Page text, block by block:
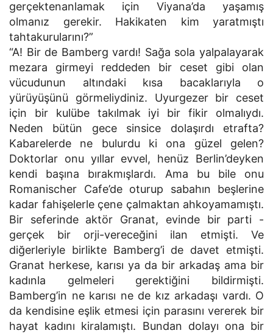
gerçektenanlamak için Viyana’da yaşamış
olmanız gerekir. Hakikaten kim yaratmıştı
tahtakurularını?”
“A! Bir de Bamberg vardı! Sağa sola yalpalayarak
mezara girmeyi reddeden bir ceset gibi olan
vücudunun altındaki kısa bacaklarıyla o
yürüyüşünü görmeliydiniz. Uyurgezer bir ceset
için bir kulübe takılmak iyi bir fikir olmalıydı.
Neden bütün gece sinsice dolaşırdı etrafta?
Kabarelerde ne bulurdu ki ona güzel gelen?
Doktorlar onu yıllar evvel, henüz Berlin’deyken
kendi başına bırakmışlardı. Ama bu bile onu
Romanischer Cafe’de oturup sabahın beşlerine
kadar fahişelerle çene çalmaktan ahkoyamamıştı.
Bir seferinde aktör Granat, evinde bir parti -
gerçek bir orji-vereceğini ilan etmişti. Ve
diğerleriyle birlikte Bamberg’i de davet etmişti.
Granat herkese, karısı ya da bir arkadaş ama bir
kadınla gelmeleri gerektiğini bildirmişti.
Bamberg’in ne karısı ne de kız arkadaşı vardı. O
da kendisine eşlik etmesi için parasını vererek bir
hayat kadını kiralamıştı. Bundan dolayı ona bir